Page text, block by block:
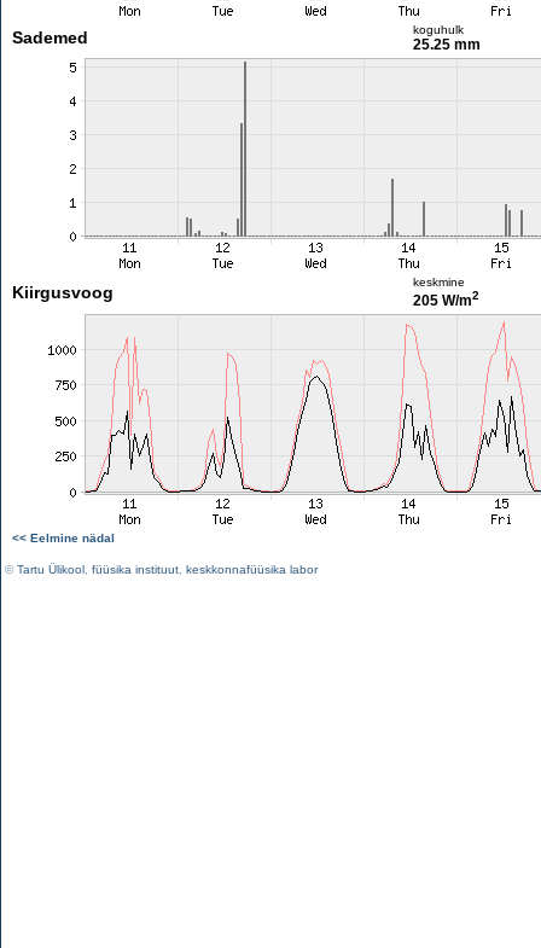
Sademed koguhulk
25.25 mm
Kiirgusvoog
keskmine
205 W/m2
<< Eelmine nädal
©Tartu Ülikool füüsika instituut keskkonnafüüsika labor